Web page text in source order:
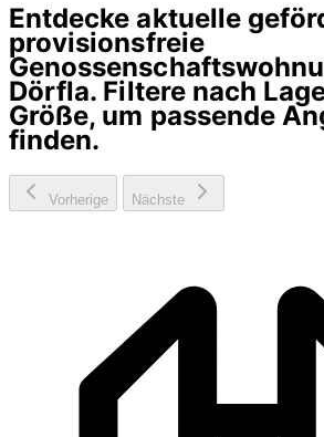
Entdecke aktuelle
provisionsfreie
Dörfla. Filtere nach
Größe, um passende
finden.
Vorherige Nächste